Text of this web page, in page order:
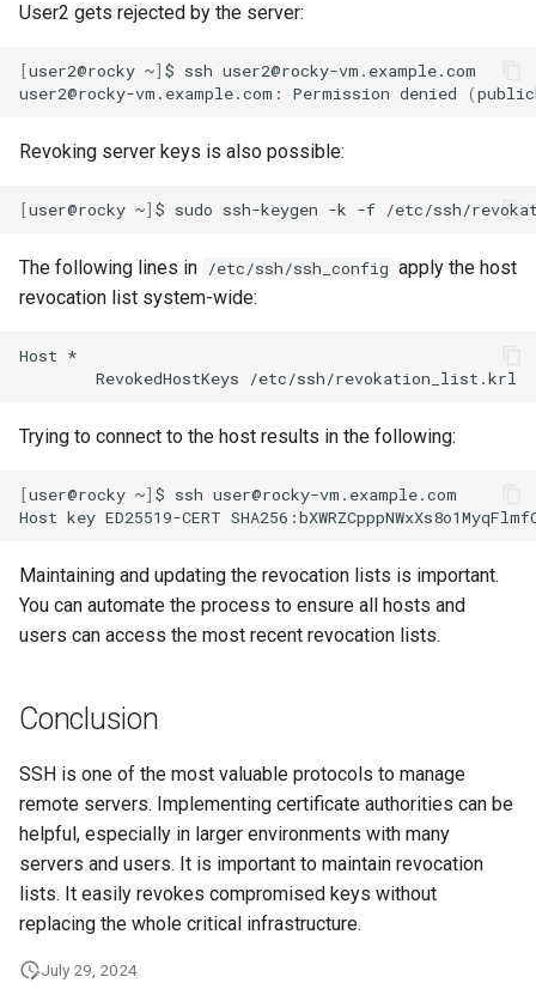
User2 gets rejected by the server:
[user2@rocky ~] $ ssh user2@rocky-vm.example.com
user2@rocky-vm.example.com:
Permission denied (
Revoking server keys is also possible:
[user@rocky ~] $ sudo ssh-keygen -k -f /etc/ssh/
The following lines in /etc/ssh/ssh_config apply the host
revocation list system-wide:
Host
RevokedHostKeys
Trying to connect to the host results in the following:
[user@rocky ~] $ ssh user@rocky-vm.example.com
Host key ED25519-CERT
Maintaining and updating the revocation lists is important.
You can automate the process to ensure all hosts and
users can access the most recent revocation lists.
Conclusion
SSH is one of the most valuable protocols to manage
remote servers. Implementing certificate authorities can be
helpful, especially in larger environments with many
servers and users. It is important to maintain revocation
lists. It easily revokes compromised keys without
replacing the whole critical infrastructure.
July 29, 2024